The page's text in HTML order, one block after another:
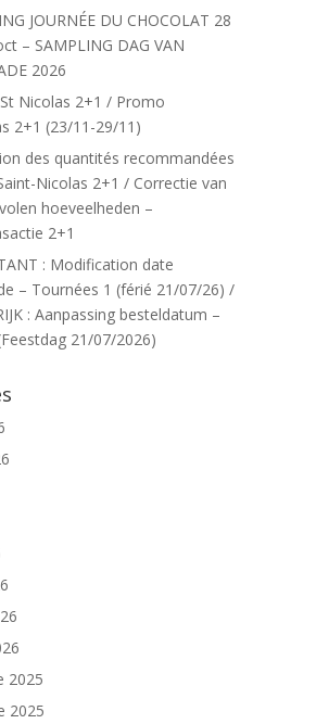
JOURNÉE DU CHOCOLAT 28
– SAMPLING DAG VAN
2026
Nicolas 2+1 / Promo
2+1 (23/11-29/11)
des quantités recommandées
Nicolas 2+1 / Correctie van
hoeveelheden –
2+1
: Modification date
– Tournées 1 (férié 21/07/26) /
: Aanpassing besteldatum –
21/07/2026)
2025
2025